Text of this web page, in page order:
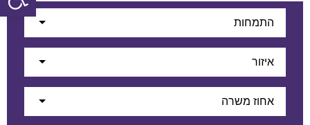
התמחות
איזור
אחוז משרה